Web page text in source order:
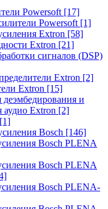
Powersoft [17]
Powersoft [1]
Extron [58]
Extron [21]
сигналов (DSP)
Extron [2]
Extron [15]
деэмбедирования и
аудио Extron [2]
[1]
Bosch [146]
Bosch PLENA
Bosch PLENA
Bosch PLENA-